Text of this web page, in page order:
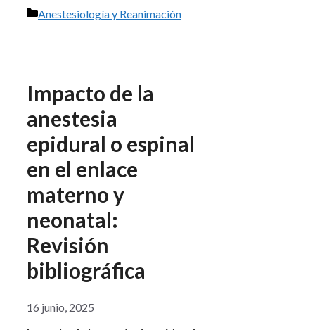
Categorías
Anestesiología y Reanimación
Impacto de la
anestesia
epidural o espinal
en el enlace
materno y
neonatal:
Revisión
bibliográfica
16 junio, 2025